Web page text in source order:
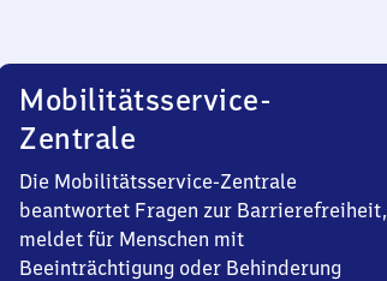
Mobilitätsservice-
Zentrale
Die Mobilitätsservice-Zentrale
beantwortet Fragen zur Barrierefreiheit,
meldet für Menschen mit
Beeinträchtigung oder Behinderung